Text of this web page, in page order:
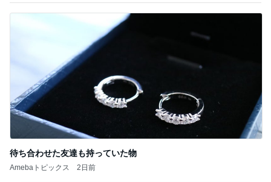
待ち合わせた友達も持っていた物
Amebaトピックス 2日前